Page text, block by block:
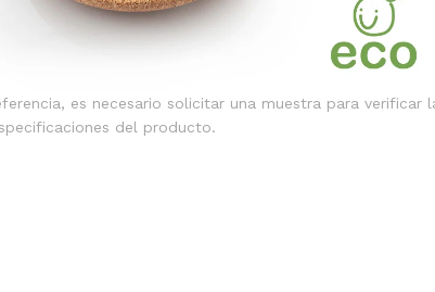
es necesario solicitar una muestra para verificar
del producto.